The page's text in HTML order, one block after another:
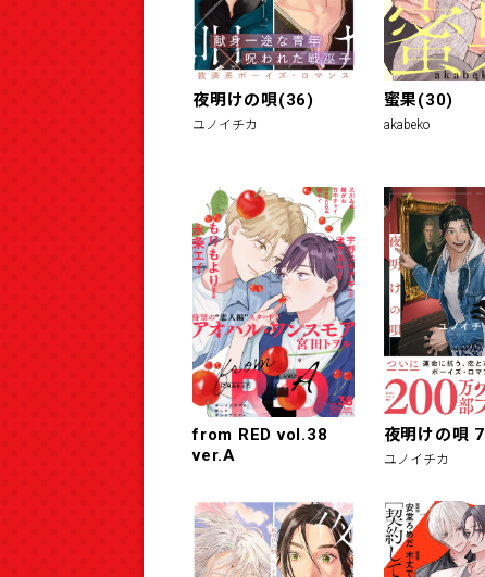
夜明けの唄(36)
ユノイチカ
蜜果(30)
akabeko
from RED vol.38
ver.A
夜明けの唄 7
ユノイチカ